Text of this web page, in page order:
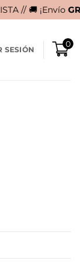
en compras
SESIÓN
0